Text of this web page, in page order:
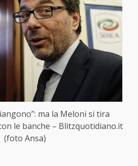
ma la Meloni si tira
le banche – Blitzquotidiano.it
(foto Ansa)